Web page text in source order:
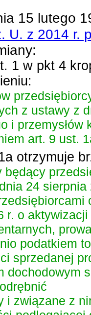
15 lutego
U. z 2014 r.
1 w pkt 4
z ustawy z
i przemysłów
art. 9 ust.
otrzymuje
będący
24
r. o aktywizacji
,
podatkiem
sprzedanej
dochodowym
i związane z